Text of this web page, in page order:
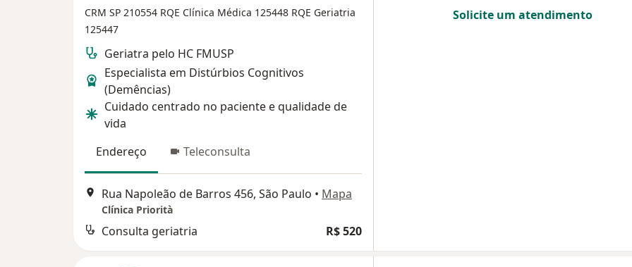
CRM SP 210554 RQE Clínica Médica 125448 RQE Geriatria
125447
Geriatra pelo HC FMUSP
Especialista em Distúrbios Cognitivos
(Demências)
Cuidado centrado no paciente e qualidade de
vida
Endereço
Teleconsulta
Rua Napoleão de Barros 456, São Paulo • Mapa
Clínica Priorità
Consulta geriatria R$ 520
Solicite um atendimento